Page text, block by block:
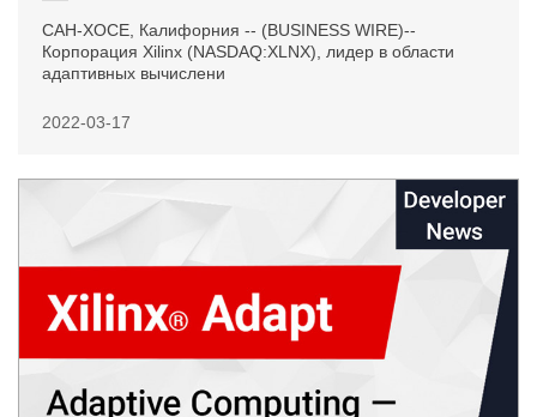
САН-ХОСЕ, Калифорния -- (BUSINESS WIRE)--
Корпорация Xilinx (NASDAQ:XLNX), лидер в области
адаптивных вычислени
2022-03-17